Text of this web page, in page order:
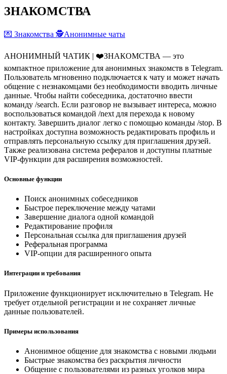
ЗНАКОМСТВА
💌 Знакомства 🕵️Анонимные чаты
AНОНИМНЫЙ ЧАТИК | ❤️ЗНАКОМСТВА — это
компактное приложение для анонимных знакомств в Telegram.
Пользователь мгновенно подключается к чату и может начать
общение с незнакомцами без необходимости вводить личные
данные. Чтобы найти собеседника, достаточно ввести
команду /search. Если разговор не вызывает интереса, можно
воспользоваться командой /next для перехода к новому
контакту. Завершить диалог легко с помощью команды /stop. В
настройках доступна возможность редактировать профиль и
отправлять персональную ссылку для приглашения друзей.
Также реализована система рефералов и доступны платные
VIP-функции для расширения возможностей.
Основные функции
Поиск анонимных собеседников
Быстрое переключение между чатами
Завершение диалога одной командой
Редактирование профиля
Персональная ссылка для приглашения друзей
Реферальная программа
VIP-опции для расширенного опыта
Интеграции и требования
Приложение функционирует исключительно в Telegram. Не
требует отдельной регистрации и не сохраняет личные
данные пользователей.
Примеры использования
Анонимное общение для знакомства с новыми людьми
Быстрые знакомства без раскрытия личности
Общение с пользователями из разных уголков мира